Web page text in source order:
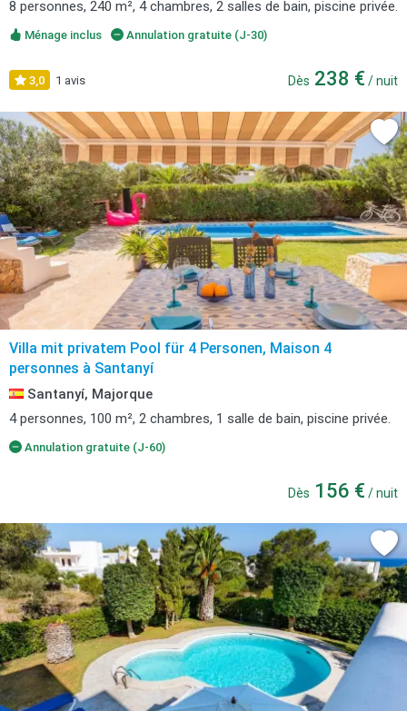
8 personnes, 240 m², 4 chambres, 2 salles de bain, piscine privée.
Ménage inclus Annulation gratuite (J-30)
3,0 1 avis Dès 238 € / nuit
Villa mit privatem Pool für 4 Personen, Maison 4
personnes à Santanyí
Santanyí, Majorque
4 personnes, 100 m², 2 chambres, 1 salle de bain, piscine privée.
Annulation gratuite (J-60)
Dès 156 € / nuit